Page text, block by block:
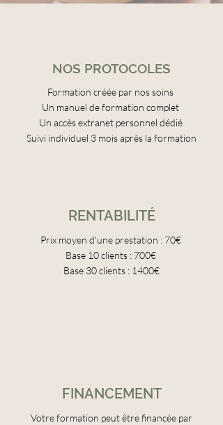
NOS PROTOCOLES
Formation créée par nos soins
Un manuel de formation complet
Un accès extranet personnel dédié
Suivi individuel 3 mois après la formation
RENTABILITÉ
Prix moyen d'une prestation : 70€
Base 10 clients : 700€
Base 30 clients : 1400€
FINANCEMENT
Votre formation peut être financée par